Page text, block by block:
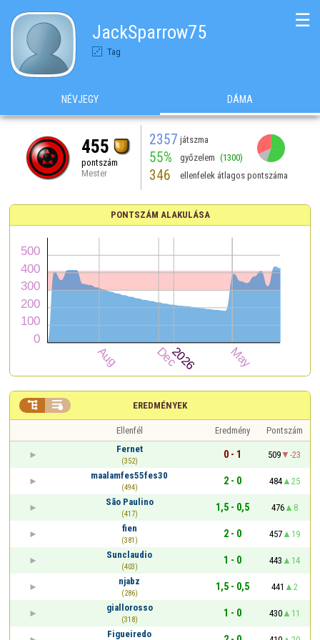
JackSparrow75
Tag
☰
NÉVJEGY DÁMA
455
pontszám
Mester
2357 játszma
55% győzelem (1300)
346 ellenfelek átlagos pontszáma
PONTSZÁM ALAKULÁSA
EREDMÉNYEK
 
Ellenfél Eredmény
Pontszám
Fernet
(352)
0 - 1 509
-23
maalamfes55fes30
(494)
2 - 0 484
25
São Paulino
(417)
1,5 - 0,5 476
8
fien
(381)
2 - 0 457
19
Sunclaudio
(403)
1 - 0 443
14
njabz
(286)
1,5 - 0,5 441
2
giallorosso
(318)
1 - 0 430
11
Figueiredo